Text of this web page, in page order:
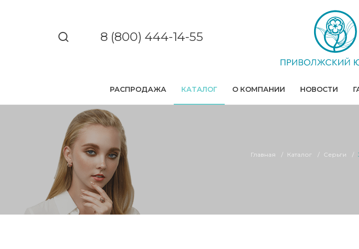
8 (800) 444-14-55
РАСПРОДАЖА КАТАЛОГ О КОМПАНИИ НОВОСТИ
Главная Каталог Серьги